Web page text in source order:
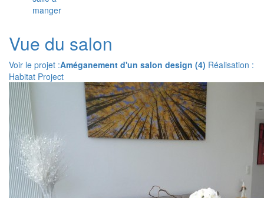
manger
Vue du salon
Voir le projet :Améganement d'un salon design (4) Réalisation :
Habitat Project